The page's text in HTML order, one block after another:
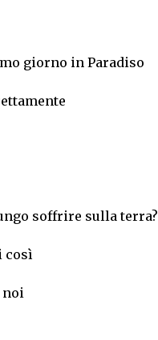
giorno in Paradiso
soffrire sulla terra?
così
noi